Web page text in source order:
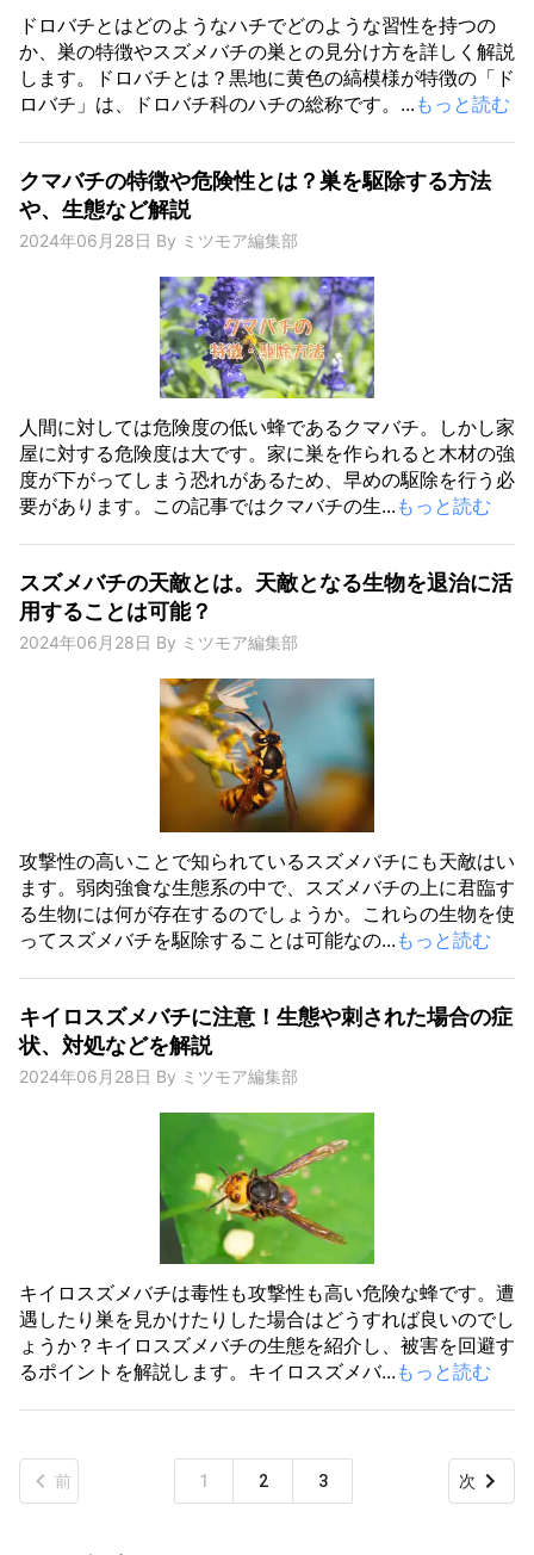
ドロバチとはどのようなハチでどのような習性を持つの
か、巣の特徴やスズメバチの巣との見分け方を詳しく解説
します。ドロバチとは？黒地に黄色の縞模様が特徴の「ド
ロバチ」は、ドロバチ科のハチの総称です。... もっと読む
クマバチの特徴や危険性とは？巣を駆除する方法
や、生態など解説
2024年06月28日 By ミツモア編集部
人間に対しては危険度の低い蜂であるクマバチ。しかし家
屋に対する危険度は大です。家に巣を作られると木材の強
度が下がってしまう恐れがあるため、早めの駆除を行う必
要があります。この記事ではクマバチの生... もっと読む
スズメバチの天敵とは。天敵となる生物を退治に活
用することは可能？
2024年06月28日 By ミツモア編集部
攻撃性の高いことで知られているスズメバチにも天敵はい
ます。弱肉強食な生態系の中で、スズメバチの上に君臨す
る生物には何が存在するのでしょうか。これらの生物を使
ってスズメバチを駆除することは可能なの... もっと読む
キイロスズメバチに注意！生態や刺された場合の症
状、対処などを解説
2024年06月28日 By ミツモア編集部
キイロスズメバチは毒性も攻撃性も高い危険な蜂です。遭
遇したり巣を見かけたりした場合はどうすれば良いのでし
ょうか？キイロスズメバチの生態を紹介し、被害を回避す
るポイントを解説します。キイロスズメバ... もっと読む
前 1 2 3 次